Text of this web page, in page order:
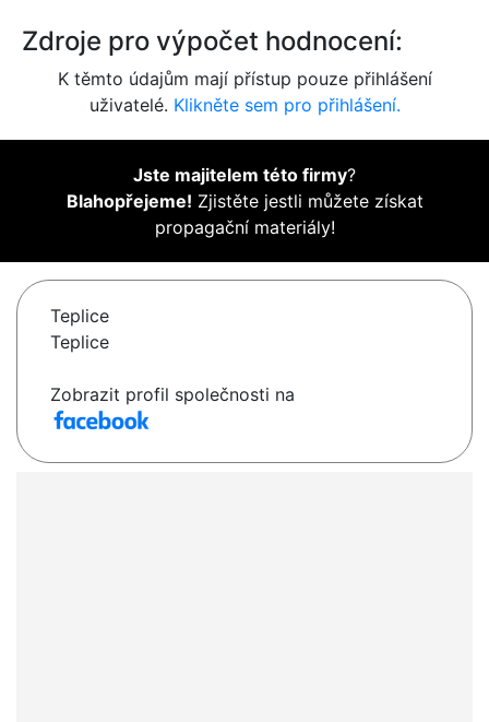
Zdroje pro výpočet hodnocení:
K těmto údajům mají přístup pouze přihlášení
uživatelé. Klikněte sem pro přihlášení.
Jste majitelem této firmy?
Blahopřejeme! Zjistěte jestli můžete získat
propagační materiály!
Teplice
Teplice
Zobrazit profil společnosti na